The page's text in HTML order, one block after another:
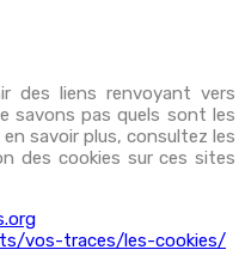
des liens renvoyant vers
savons pas quels sont les
savoir plus, consultez les
des cookies sur ces sites
vos-traces/les-cookies/